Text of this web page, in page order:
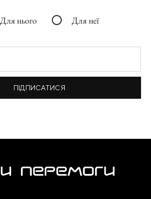
Для нього Для неї
ПІДПИСАТИСЯ